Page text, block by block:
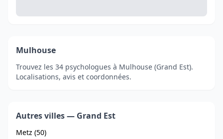
Mulhouse
Trouvez les 34 psychologues à Mulhouse (Grand Est).
Localisations, avis et coordonnées.
Autres villes — Grand Est
Metz (50)